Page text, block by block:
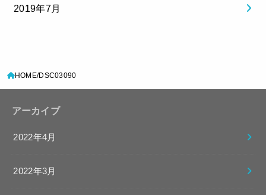
2019年7月
HOME DSC03090
アーカイブ
2022年4月
2022年3月